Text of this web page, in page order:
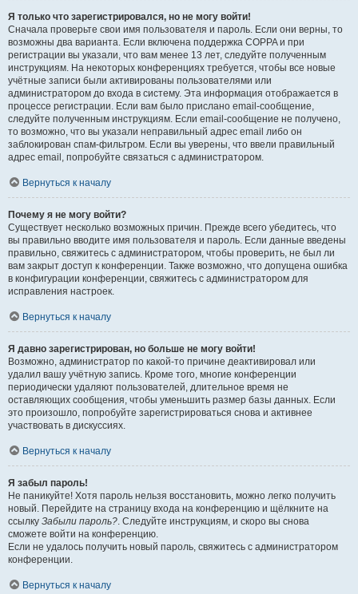
Я только что зарегистрировался, но не могу войти!
Сначала проверьте свои имя пользователя и пароль. Если они верны, то
возможны два варианта. Если включена поддержка COPPA и при
регистрации вы указали, что вам менее 13 лет, следуйте полученным
инструкциям. На некоторых конференциях требуется, чтобы все новые
учётные записи были активированы пользователями или
администратором до входа в систему. Эта информация отображается в
процессе регистрации. Если вам было прислано email-сообщение,
следуйте полученным инструкциям. Если email-сообщение не получено,
то возможно, что вы указали неправильный адрес email либо он
заблокирован спам-фильтром. Если вы уверены, что ввели правильный
адрес email, попробуйте связаться с администратором.
Вернуться к началу
Почему я не могу войти?
Существует несколько возможных причин. Прежде всего убедитесь, что
вы правильно вводите имя пользователя и пароль. Если данные введены
правильно, свяжитесь с администратором, чтобы проверить, не был ли
вам закрыт доступ к конференции. Также возможно, что допущена ошибка
в конфигурации конференции, свяжитесь с администратором для
исправления настроек.
Вернуться к началу
Я давно зарегистрирован, но больше не могу войти!
Возможно, администратор по какой-то причине деактивировал или
удалил вашу учётную запись. Кроме того, многие конференции
периодически удаляют пользователей, длительное время не
оставляющих сообщения, чтобы уменьшить размер базы данных. Если
это произошло, попробуйте зарегистрироваться снова и активнее
участвовать в дискуссиях.
Вернуться к началу
Я забыл пароль!
Не паникуйте! Хотя пароль нельзя восстановить, можно легко получить
новый. Перейдите на страницу входа на конференцию и щёлкните на
ссылку Забыли пароль?. Следуйте инструкциям, и скоро вы снова
сможете войти на конференцию.
Если не удалось получить новый пароль, свяжитесь с администратором
конференции.
Вернуться к началу